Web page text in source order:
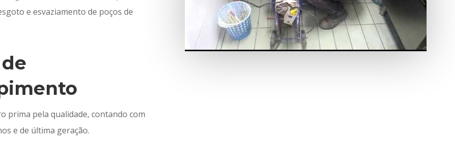
e esvaziamento de poços de
prima pela qualidade, contando com
e de última geração.